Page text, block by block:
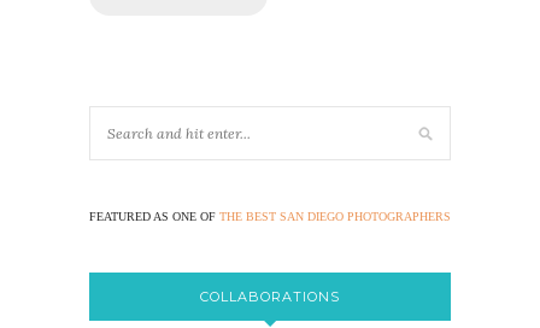
FEATURED AS ONE OF THE BEST SAN DIEGO PHOTOGRAPHERS
COLLABORATIONS